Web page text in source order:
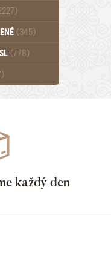
(345)
(778)
každý den